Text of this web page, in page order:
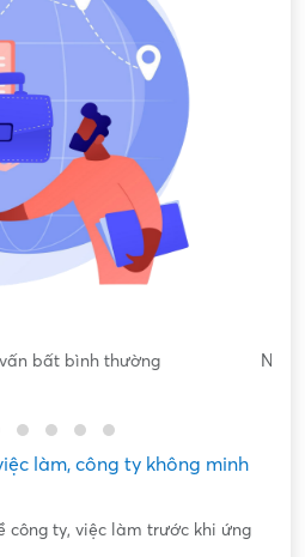
sơ sài, không đồng nhất với công
làm, công ty không minh
công ty, việc làm trước khi ứng